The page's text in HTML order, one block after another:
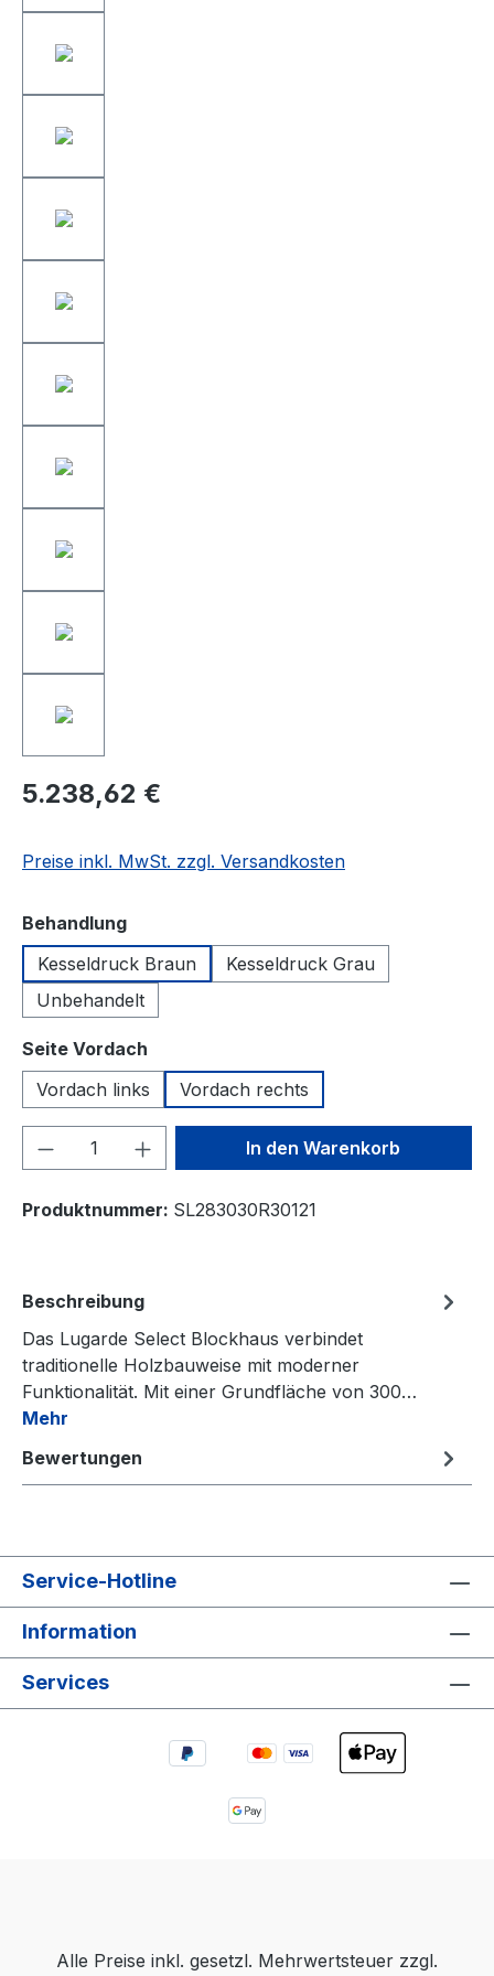
5.238,62 €
Preise inkl. MwSt. zzgl. Versandkosten
Behandlungauswählen
Kesseldruck Braun
Kesseldruck Grau
Unbehandelt
Seite Vordach
Vordach links
Vordach rechts
Produkt Anzahl: Gib denIn den Warenkorb
Produktnummer: SL283030R30121
Beschreibung
Das Lugarde Select Blockhaus verbindet
traditionelle Holzbauweise mit moderner
Funktionalität. Mit einer Grundfläche von 300…
Mehr
Bewertungen
Service-Hotline
Information
Services
Alle Preise inkl. gesetzl. Mehrwertsteuer zzgl.